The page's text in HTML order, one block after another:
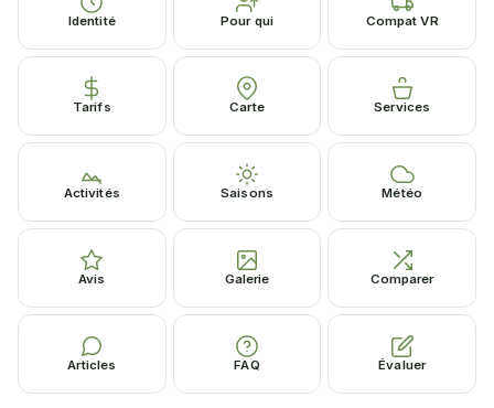
Identité Pour qui Compat VR
Tarifs Carte Services
Activités Saisons Météo
Avis Galerie Comparer
Articles FAQ Évaluer